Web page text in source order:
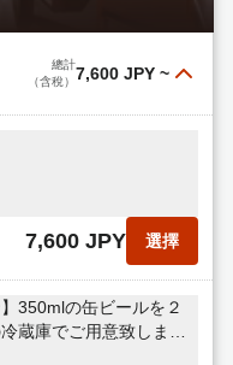
總計
（含稅） 7,600 JPY ~
7,600 JPY 選擇
350mlの缶ビールを２
蔵庫でご用意致しま